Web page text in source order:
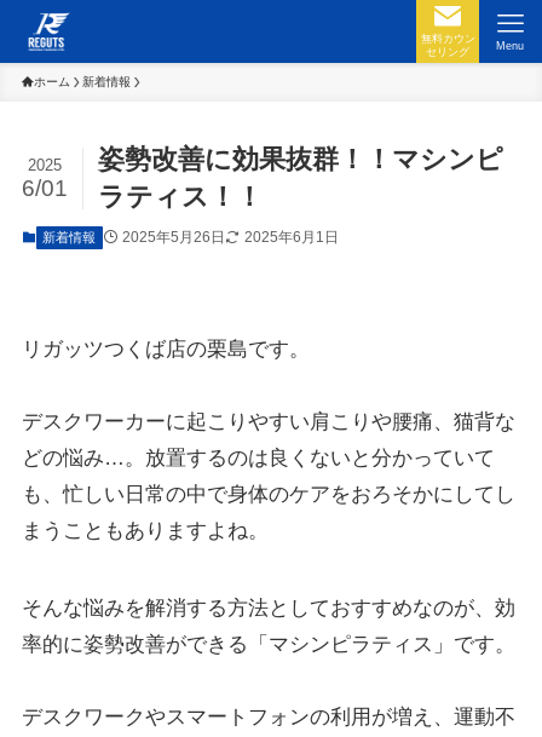
無料カウン
セリング
Menu
ホーム 新着情報
姿勢改善に効果抜群！！マシンピ
ラティス！！
2025
6/01
新着情報 2025年5月26日 2025年6月1日
リガッツつくば店の栗島です。
デスクワーカーに起こりやすい肩こりや腰痛、猫背な
どの悩み…。放置するのは良くないと分かっていて
も、忙しい日常の中で身体のケアをおろそかにしてし
まうこともありますよね。
そんな悩みを解消する方法としておすすめなのが、効
率的に姿勢改善ができる「マシンピラティス」です。
デスクワークやスマートフォンの利用が増え、運動不